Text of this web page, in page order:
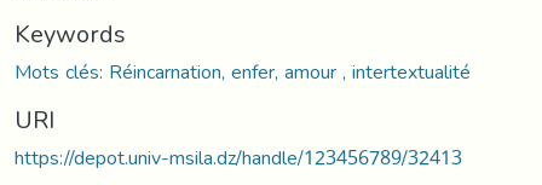
Keywords
Mots clés: Réincarnation, enfer, amour , intertextualité
URI
https://depot.univ-msila.dz/handle/123456789/32413